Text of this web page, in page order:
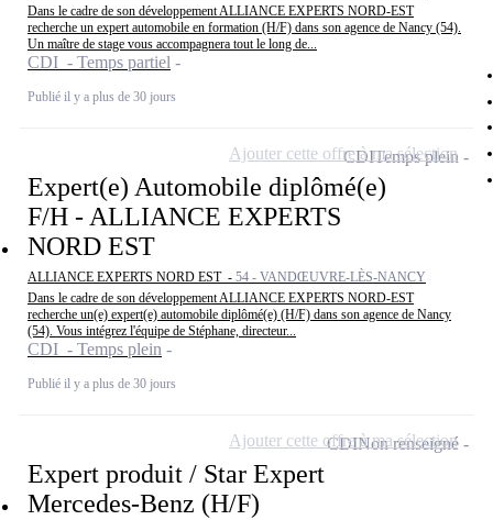
Dans le cadre de son développement ALLIANCE EXPERTS NORD-EST
recherche un expert automobile en formation (H/F) dans son agence de Nancy (54).
Un maître de stage vous accompagnera tout le long de...
CDI - Temps partiel
Publié il y a plus de 30 jours
Expert(e) Automobile diplômé(e)
F/H - ALLIANCE EXPERTS
NORD EST
ALLIANCE EXPERTS NORD EST - 54 - VANDŒUVRE-LÈS-NANCY
Dans le cadre de son développement ALLIANCE EXPERTS NORD-EST
recherche un(e) expert(e) automobile diplômé(e) (H/F) dans son agence de Nancy
(54). Vous intégrez l'équipe de Stéphane, directeur...
CDI - Temps plein
Publié il y a plus de 30 jours
CDITemps plein
Ajouter cette offre à ma sélection
Expert produit / Star Expert
Mercedes-Benz (H/F)
CDINon renseigné
Ajouter cette offre à ma sélection